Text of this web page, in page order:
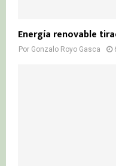
Energía renovable
Por Gonzalo Royo Gasca